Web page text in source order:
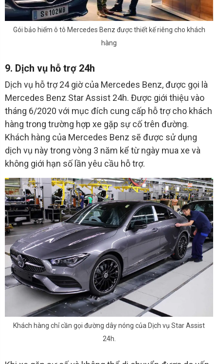
Gói bảo hiểm ô tô Mercedes Benz được thiết kế riêng cho khách
hàng
9. Dịch vụ hỗ trợ 24h
Dịch vụ hỗ trợ 24 giờ của Mercedes Benz, được gọi là
Mercedes Benz Star Assist 24h. Được giới thiệu vào
tháng 6/2020 với mục đích cung cấp hỗ trợ cho khách
hàng trong trường hợp xe gặp sự cố trên đường.
Khách hàng của Mercedes Benz sẽ được sử dụng
dịch vụ này trong vòng 3 năm kể từ ngày mua xe và
không giới hạn số lần yêu cầu hỗ trợ.
Khách hàng chỉ cần gọi đường dây nóng của Dịch vụ Star Assist
24h.